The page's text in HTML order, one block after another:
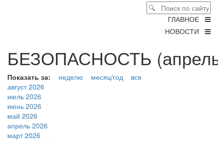
ГЛАВНОЕ
НОВОСТИ
БЕЗОПАСНОСТЬ
Показать за: неделю месяц/год
все
август 2026
июль 2026
июнь 2026
май 2026
апрель 2026
март 2026